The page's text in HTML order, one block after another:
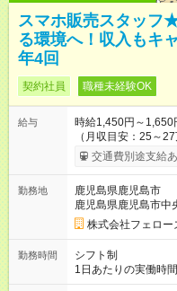
スマホ販売スタッフ
る環境へ！収入もキ
年4回
契約社員 職種未経験OK
給与
時給1,450円～1,650
（月収目安：25～27万円） ◎安定した給与で安
タイムで勤務いた
す。シフトが削ら
たいという人もいる
ので、お気軽にご相談ください！ ※2
す。その間の給与・待遇に
用期間あり 試用期
と同じです。
交通費別途支給
勤務地
鹿児島県鹿児島市
鹿児島県鹿児島市中
株式会社フェロー
勤務時間
シフト制
1日あたりの実働時
(1) 10:00～19:00